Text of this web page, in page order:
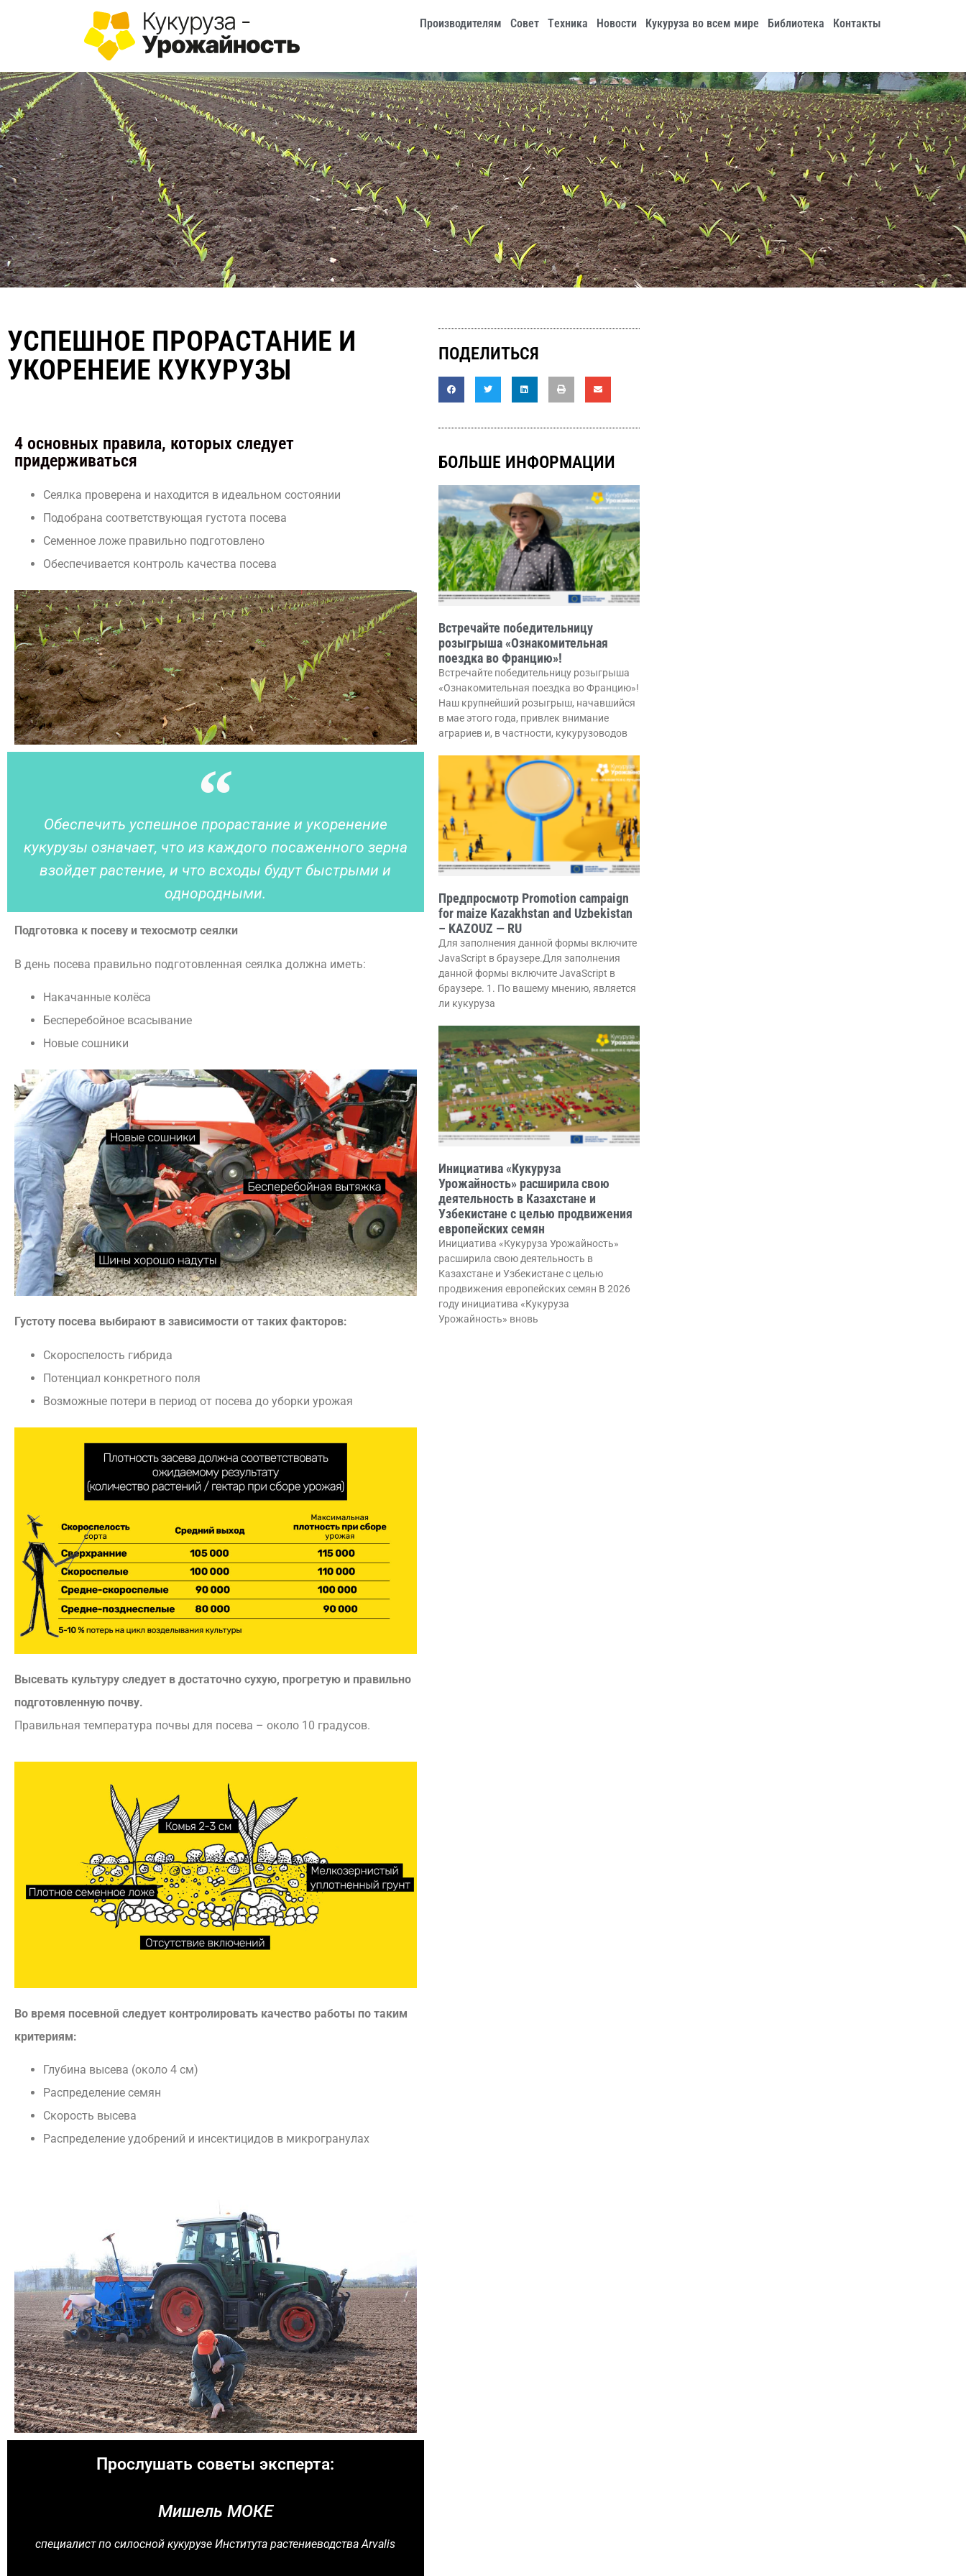
Производителям Совет Tехника Новости Кукуруза во всем мире Библиотека Контакты
УСПЕШНОЕ ПРОРАСТАНИЕ И
УКОРЕНЕИЕ КУКУРУЗЫ
4 основных правила, которых следует
придерживаться
Сеялка проверена и находится в идеальном состоянии
Подобрана соответствующая густота посева
Семенное ложе правильно подготовлено
Обеспечивается контроль качества посева
Обеспечить успешное прорастание и укоренение
кукурузы означает, что из каждого посаженного зерна
взойдет растение, и что всходы будут быстрыми и
однородными.
Подготовка к посеву и техосмотр сеялки
В день посева правильно подготовленная сеялка должна иметь:
Накачанные колёса
Бесперебойное всасывание
Новые сошники
Густоту посева выбирают в зависимости от таких факторов:
Скороспелость гибрида
Потенциал конкретного поля
Возможные потери в период от посева до уборки урожая
Высевать культуру следует в достаточно сухую, прогретую и правильно
подготовленную почву.
Правильная температура почвы для посева – около 10 градусов.
Во время посевной следует контролировать качество работы по таким
критериям:
Глубина высева (около 4 см)
Распределение семян
Скорость высева
Распределение удобрений и инсектицидов в микрогранулах
Прослушать советы эксперта:
Мишель МОКЕ
специалист по силосной кукурузе Института растениеводства Arvalis
ПОДЕЛИТЬСЯ
БОЛЬШЕ ИНФОРМАЦИИ
Встречайте победительницу
розыгрыша «Ознакомительная
поездка во Францию»!
Встречайте победительницу розыгрыша
«Ознакомительная поездка во Францию»!
Наш крупнейший розыгрыш, начавшийся
в мае этого года, привлек внимание
аграриев и, в частности, кукурузоводов
Предпросмотр Promotion campaign
for maize Kazakhstan and Uzbekistan
– KAZOUZ — RU
Для заполнения данной формы включите
JavaScript в браузере.Для заполнения
данной формы включите JavaScript в
браузере. 1. По вашему мнению, является
ли кукуруза
Инициатива «Кукуруза
Урожайность» расширила свою
деятельность в Казахстане и
Узбекистане с целью продвижения
европейских семян
Инициатива «Кукуруза Урожайность»
расширила свою деятельность в
Казахстане и Узбекистане с целью
продвижения европейских семян В 2026
году инициатива «Кукуруза
Урожайность» вновь